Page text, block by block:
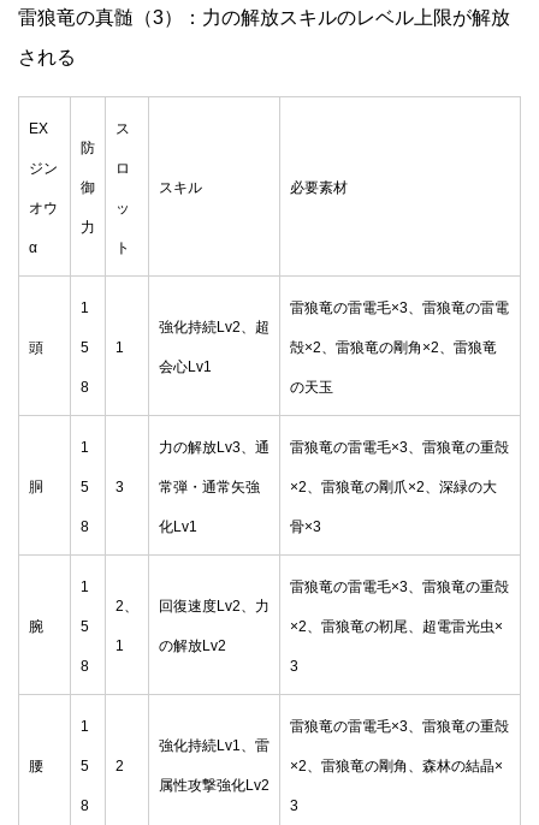
雷狼竜の真髄（3）：力の解放スキルのレベル上限が解放
される
EX
ジン
オウ
α
防
御
力
ス
ロ
ッ
ト
スキル 必要素材
頭
1
5
8
1
強化持続Lv2、超
会心Lv1
雷狼竜の雷電毛×3、雷狼竜の雷電
殻×2、雷狼竜の剛角×2、雷狼竜
の天玉
胴
1
5
8
3
力の解放Lv3、通
常弾・通常矢強
化Lv1
雷狼竜の雷電毛×3、雷狼竜の重殻
×2、雷狼竜の剛爪×2、深緑の大
骨×3
腕
1
5
8
2、
1
回復速度Lv2、力
の解放Lv2
雷狼竜の雷電毛×3、雷狼竜の重殻
×2、雷狼竜の靭尾、超電雷光虫×
3
腰
1
5
8
2
強化持続Lv1、雷
属性攻撃強化Lv2
雷狼竜の雷電毛×3、雷狼竜の重殻
×2、雷狼竜の剛角、森林の結晶×
3